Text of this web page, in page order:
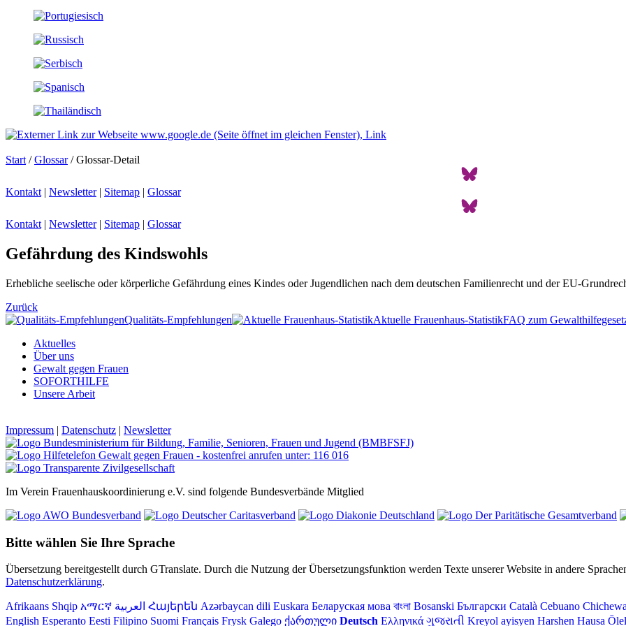
Start /Glossar/ Glossar-Detail
Kontakt | Newsletter| Sitemap | Glossar
Kontakt | Newsletter| Sitemap | Glossar
Gefährdung des Kindswohls
Erhebliche seelische oder körperliche Gefährdung eines Kindes oder Jugendlichen nach dem deutschen Familienrecht und der EU-
Zurück
Qualitäts-Empfehlungen
Aktuelle Frauenhaus-StatistikFAQ zum
Aktuelles
Über uns
Gewalt gegen Frauen
SOFORTHILFE
Unsere Arbeit
Impressum | Datenschutz | Newsletter
Im Verein Frauenhauskoordinierung e.V. sind folgende Bundesverbände Mitglied
Bitte wählen Sie Ihre Sprache
Übersetzung bereitgestellt durch GTranslate. Durch die Nutzung der Übersetzungsfunktion werden Texte unserer Website in andere
Datenschutzerklärung.
Afrikaans Shqip አማርኛ العربية Հայերեն Azərbaycan dili Euskara Беларуская мова বাংলা Bosanski Български Català Cebuano Chichewa
English Esperanto Eesti Filipino Suomi Français Frysk Galego ქართული Deutsch Ελληνικά ગુજરાતી Kreyol ayisyen Harshen Hausa